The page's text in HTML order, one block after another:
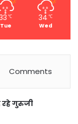
℃
Tue
34 ℃
Wed
Comments
रहे गुरुजी